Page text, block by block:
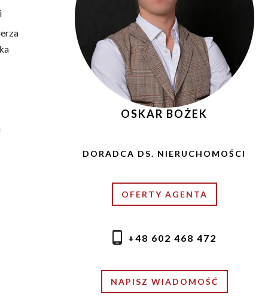
OSKAR BOŻEK
DORADCA DS. NIERUCHOMOŚCI
OFERTY AGENTA
+48 602 468 472
NAPISZ WIADOMOŚĆ